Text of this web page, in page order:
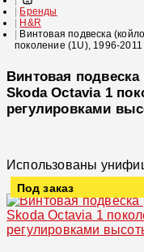
Бренды
H&R
Винтовая подвеска
поколение (1U), 1996-
Винтовая
Skoda Octavia 1
регулировками
Использованы
Под заказ